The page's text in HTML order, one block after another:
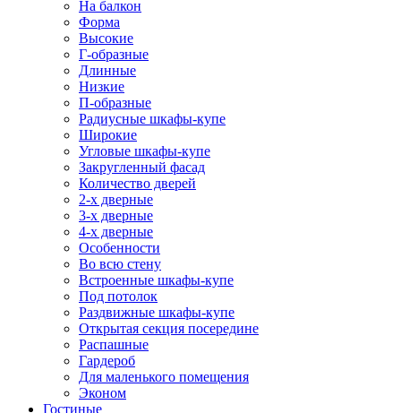
На балкон
Форма
Высокие
Г-образные
Длинные
Низкие
П-образные
Радиусные шкафы-купе
Широкие
Угловые шкафы-купе
Закругленный фасад
Количество дверей
2-х дверные
3-х дверные
4-х дверные
Особенности
Во всю стену
Встроенные шкафы-купе
Под потолок
Раздвижные шкафы-купе
Открытая секция посередине
Распашные
Гардероб
Для маленького помещения
Эконом
Гостиные